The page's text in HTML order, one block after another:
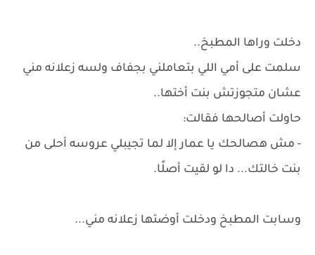
دخلت وراها المطبخ..
سلمت على أمي اللي بتعاملني بجفاف ولسه زعلانه مني
عشان متجوزتش بنت أختها..
حاولت أصالحها فقالت:
- مش هصالحك يا عمار إلا لما تجيبلي عروسه أحلى من
بنت خالتك... دا لو لقيت أصلًا.
وسابت المطبخ ودخلت أوضتها زعلانه مني...